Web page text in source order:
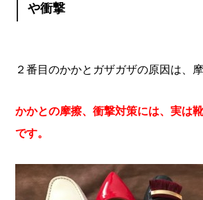
や衝撃
２番目のかかとガザガザの原因は、
かかとの摩擦、衝撃対策には、実は
です。